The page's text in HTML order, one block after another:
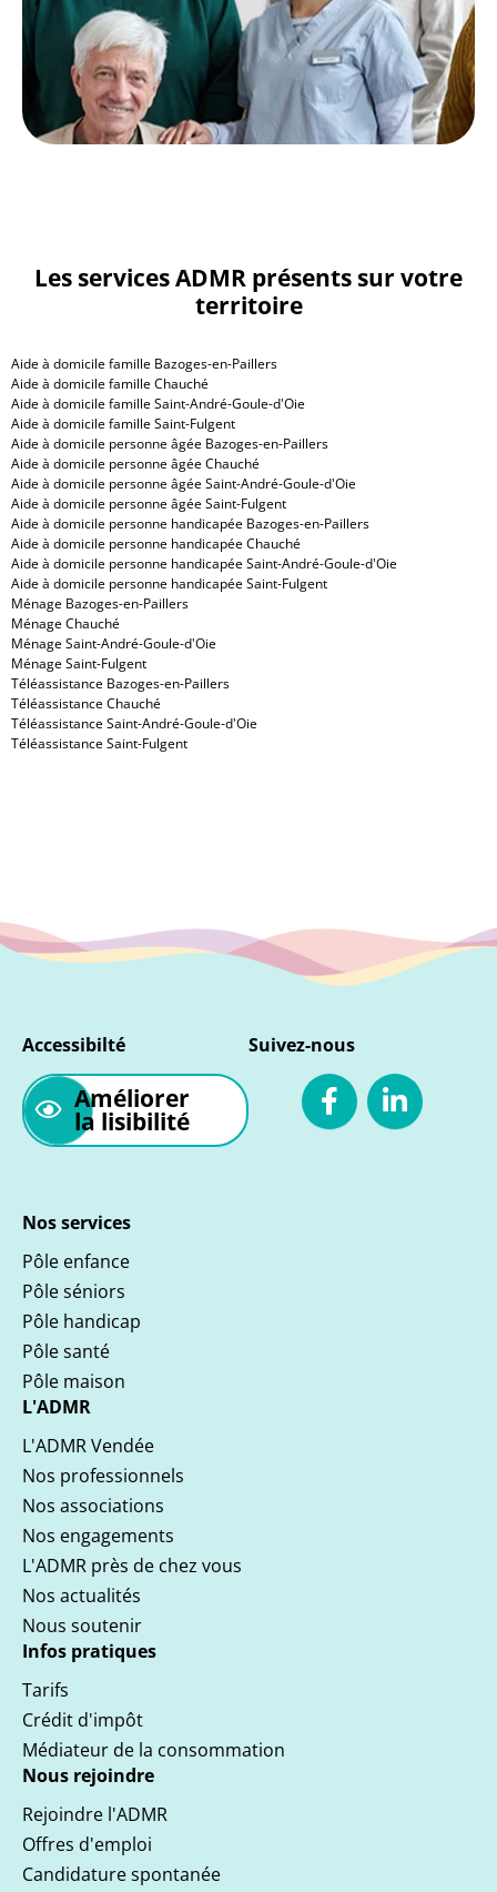
Les services ADMR présents sur votre
territoire
Aide à domicile famille Bazoges-en-Paillers
Aide à domicile famille Chauché
Aide à domicile famille Saint-André-Goule-d'Oie
Aide à domicile famille Saint-Fulgent
Aide à domicile personne âgée Bazoges-en-Paillers
Aide à domicile personne âgée Chauché
Aide à domicile personne âgée Saint-André-Goule-d'Oie
Aide à domicile personne âgée Saint-Fulgent
Aide à domicile personne handicapée Bazoges-en-Paillers
Aide à domicile personne handicapée Chauché
Aide à domicile personne handicapée Saint-André-Goule-d'Oie
Aide à domicile personne handicapée Saint-Fulgent
Ménage Bazoges-en-Paillers
Ménage Chauché
Ménage Saint-André-Goule-d'Oie
Ménage Saint-Fulgent
Téléassistance Bazoges-en-Paillers
Téléassistance Chauché
Téléassistance Saint-André-Goule-d'Oie
Téléassistance Saint-Fulgent
Accessibilté
Améliorer
la lisibilité
Suivez-nous
Nos services
Pôle enfance
Pôle séniors
Pôle handicap
Pôle santé
Pôle maison
L'ADMR
L'ADMR Vendée
Nos professionnels
Nos associations
Nos engagements
L'ADMR près de chez vous
Nos actualités
Nous soutenir
Infos pratiques
Tarifs
Crédit d'impôt
Médiateur de la consommation
Nous rejoindre
Rejoindre l'ADMR
Offres d'emploi
Candidature spontanée